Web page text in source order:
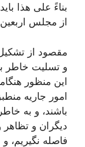
بناءً علی هذا
از مجلس
مقصود از
و تسلیت خاطر
این منظور
امور جاریه
باشند، و به
دیگران و
فاصله نگیریم،